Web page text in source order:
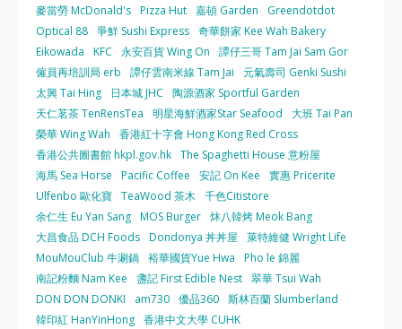
麥當勞 McDonald's Pizza Hut 嘉頓 Garden
Greendotdot
Optical 88 爭鮮 Sushi Express 奇華餅家 Kee Wah Bakery
Eikowada
KFC 永安百貨 Wing On
譚仔三哥 Tam Jai Sam Gor
僱員再培訓局 erb
譚仔雲南米線 Tam Jai
元氣壽司 Genki Sushi
太興 Tai Hing
日本城 JHC
陶源酒家 Sportful Garden
天仁茗茶 TenRensTea
明星海鮮酒家Star Seafood
大班 Tai Pan
榮華 Wing Wah
香港紅十字會 Hong Kong Red Cross
香港公共圖書館 hkpl.gov.hk The Spaghetti House 意粉屋
海馬 Sea Horse
Pacific Coffee 安記 On Kee
實惠 Pricerite
Ulfenbo 歐化寶 TeaWood 茶木 千色Citistore
余仁生 Eu Yan Sang MOS Burger 炑八韓烤 Meok Bang
大昌食品 DCH Foods Dondonya 丼丼屋
萊特維健 Wright Life
MouMouClub 牛涮鍋 裕華國貨Yue Hwa
Pho le 錦麗
南記粉麵 Nam Kee
盞記 First Edible Nest 翠華 Tsui Wah
DON DON DONKI
am730 優品360 斯林百蘭 Slumberland
韓印紅 HanYinHong 香港中文大學 CUHK